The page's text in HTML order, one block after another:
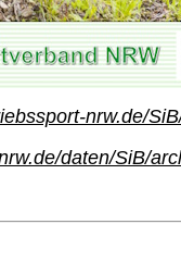
nrw.de/
daten/SiB/